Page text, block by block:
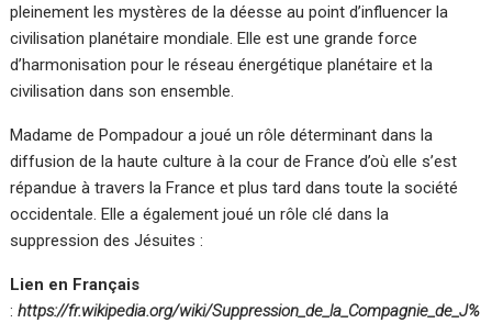
pleinement les mystères de la déesse au point d’influencer la
civilisation planétaire mondiale. Elle est une grande force
d’harmonisation pour le réseau énergétique planétaire et la
civilisation dans son ensemble.
Madame de Pompadour a joué un rôle déterminant dans la
diffusion de la haute culture à la cour de France d’où elle s’est
répandue à travers la France et plus tard dans toute la société
occidentale. Elle a également joué un rôle clé dans la
suppression des Jésuites :
Lien en Français
:https://fr.wikipedia.org/wiki/Suppression_de_la_Compagnie_de_J%